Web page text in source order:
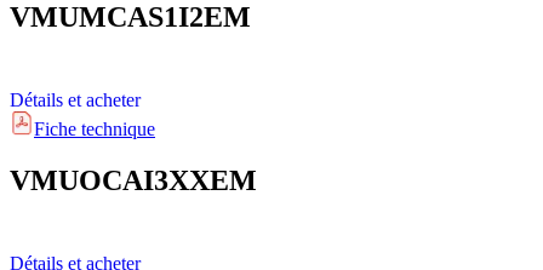
VMUMCAS1I2EM
Détails et acheter
Fiche technique
VMUOCAI3XXEM
Détails et acheter